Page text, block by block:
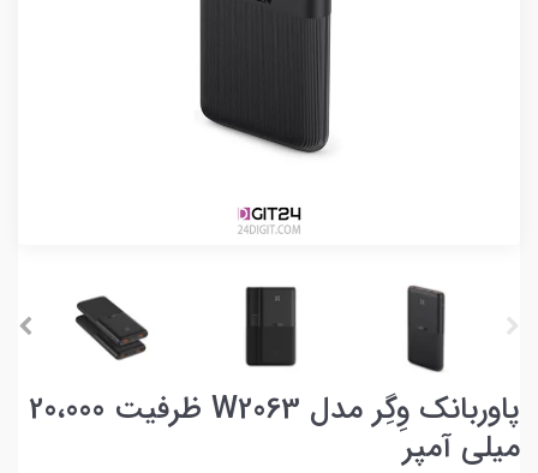
پاوربانک وِگِر مدل W2063 ظرفیت 20،000
میلی آمپر